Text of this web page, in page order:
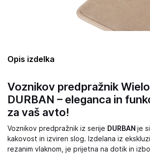
Opis izdelka
Voznikov predpražnik
DURBAN – eleganca in
za vaš avto!
Voznikov predpražnik iz serije DURBAN je
kakovost in izviren slog. Izdelana iz
rezanim vlaknom, je prijetna na dotik in